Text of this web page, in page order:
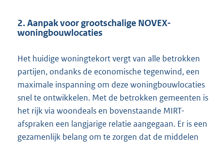
2. Aanpak voor grootschalige NOVEX-
woningbouwlocaties
Het huidige woningtekort vergt van alle betrokken
partijen, ondanks de economische tegenwind, een
maximale inspanning om deze woningbouwlocaties
snel te ontwikkelen. Met de betrokken gemeenten is
het rijk via woondeals en bovenstaande MIRT-
afspraken een langjarige relatie aangegaan. Er is een
gezamenlijk belang om te zorgen dat de middelen